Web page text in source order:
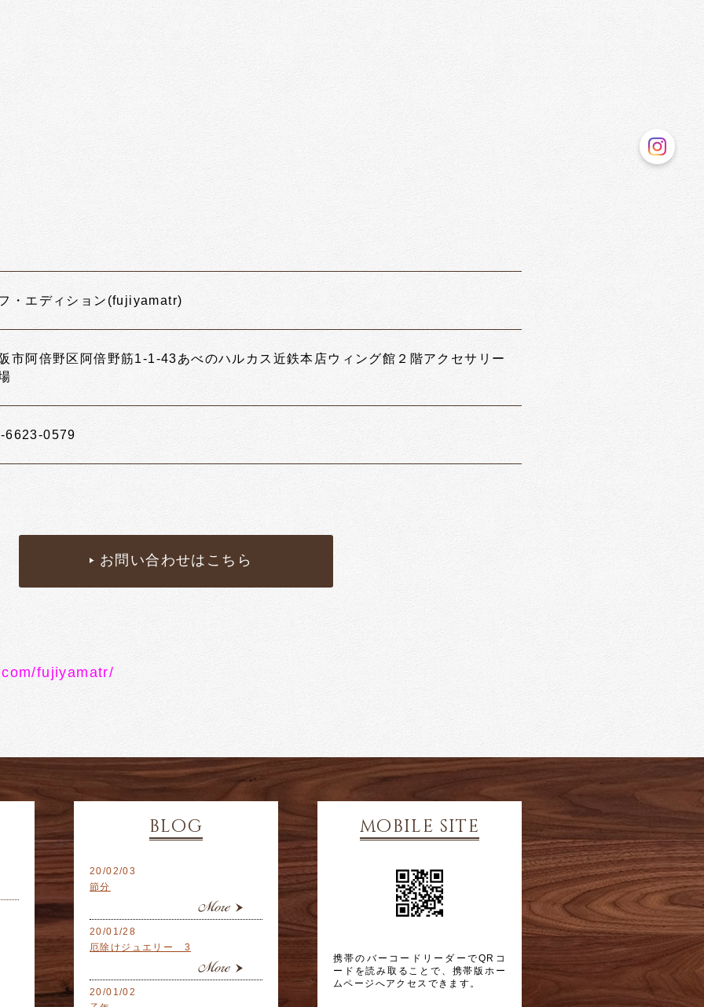
・エディション(fujiyamatr)
市阿倍野区阿倍野筋1-1-43あべのハルカス近鉄本店ウィング館２階アクセサリー
6623-0579
お問い合わせはこちら
fujiyamatr/
blog
20/02/03
節分
20/01/28
厄除けジュエリー 3
20/01/02
mobile site
携帯のバーコードリーダーでQRコ
ードを読み取ることで、携帯版ホー
ムページへアクセスできます。